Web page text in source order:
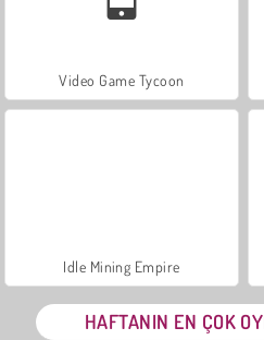
Video Game Tycoon
Idle Mining Empire
HAFTANIN EN ÇOK